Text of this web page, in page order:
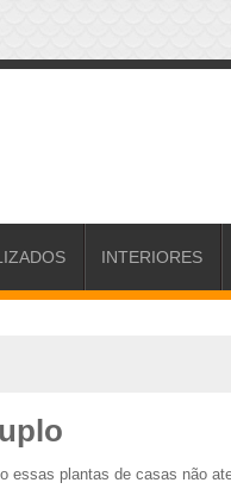
INTERIORES
plantas de casas não